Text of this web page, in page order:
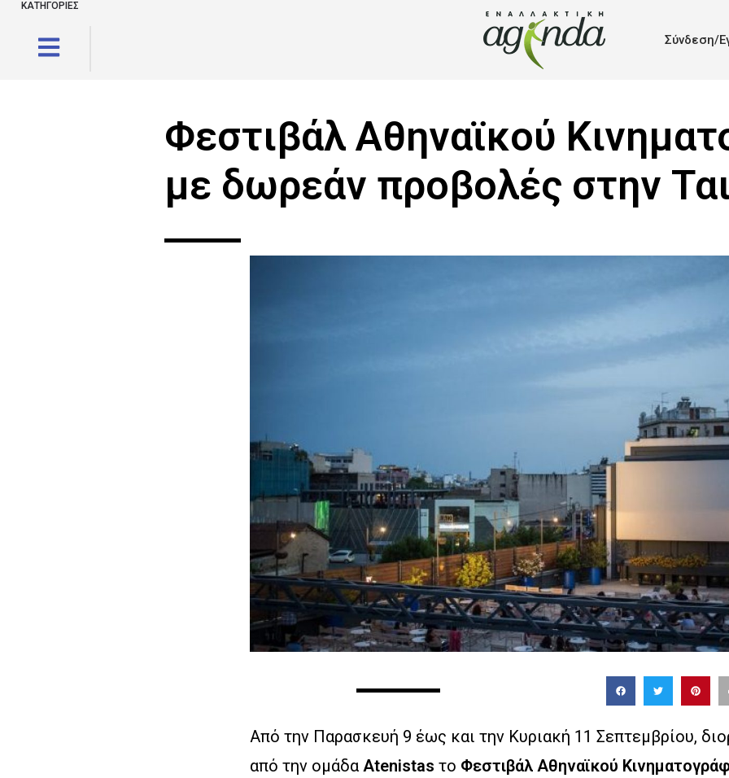
ΚΑΤΗΓΟΡΙΕΣ
Σύνδεση/
Φεστιβάλ Αθηναϊκού
με δωρεάν προβολές στην
Από την Παρασκευή 9 έως και την Κυριακή 11 Σεπτεμβρίου,
από την ομάδα Atenistas το Φεστιβάλ Αθηναϊκού